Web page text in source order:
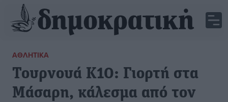
ΑΘΛΗΤΙΚΆ
Τουρνουά Κ10: Γιορτή στα
Μάσαρη, κάλεσμα από τον